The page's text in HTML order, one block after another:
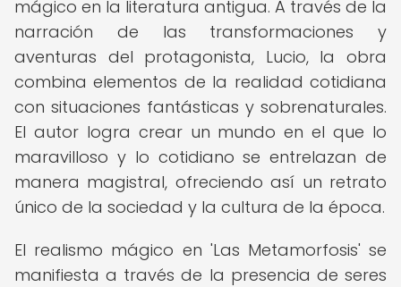
mágico en la literatura antigua. A través de la
narración de las transformaciones y
aventuras del protagonista, Lucio, la obra
combina elementos de la realidad cotidiana
con situaciones fantásticas y sobrenaturales.
El autor logra crear un mundo en el que lo
maravilloso y lo cotidiano se entrelazan de
manera magistral, ofreciendo así un retrato
único de la sociedad y la cultura de la época.
El realismo mágico en 'Las Metamorfosis' se
manifiesta a través de la presencia de seres